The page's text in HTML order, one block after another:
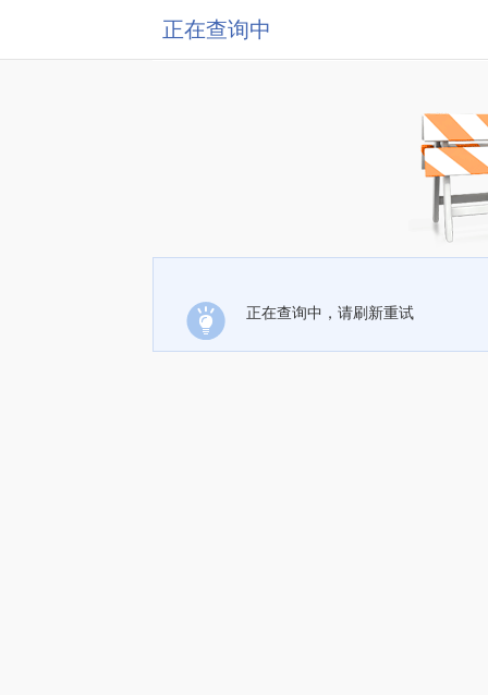
正在查询中
正在查询中，请刷新重试